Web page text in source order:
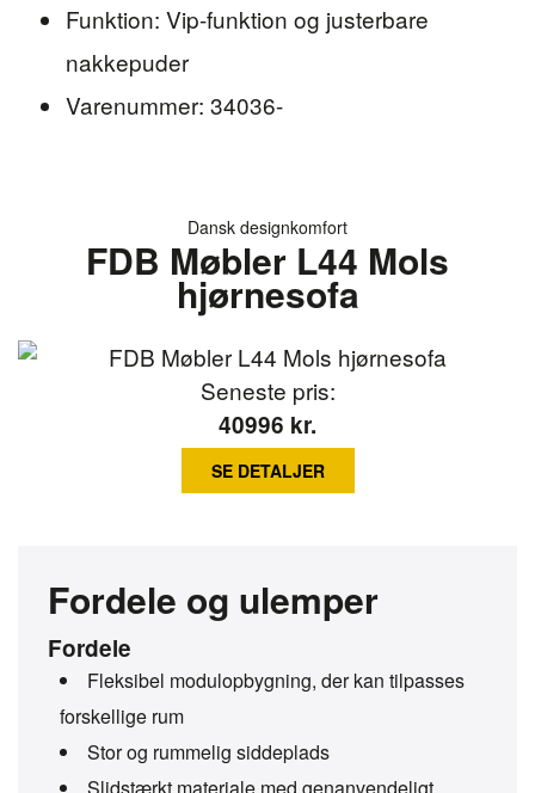
Funktion: Vip-funktion og justerbare
nakkepuder
Varenummer: 34036-
Dansk designkomfort
FDB Møbler L44 Mols
hjørnesofa
Fordele og ulemper
Fordele
Fleksibel modulopbygning, der kan tilpasses
forskellige rum
Stor og rummelig siddeplads
Seneste pris:
40996 kr.
SE DETALJER